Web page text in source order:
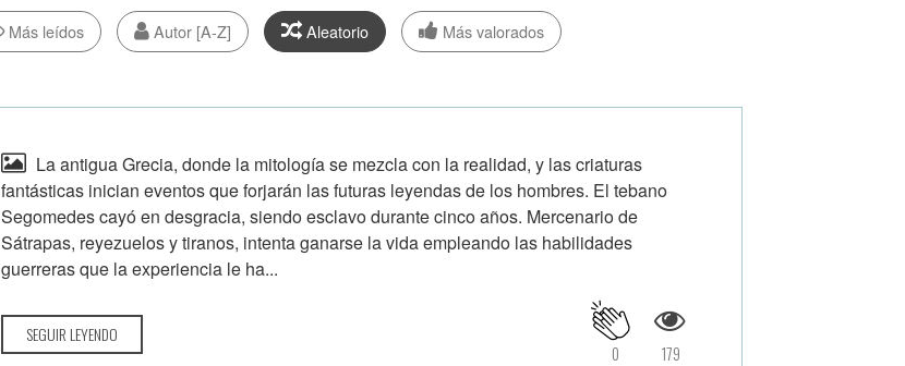
Más leídos Autor [A-Z] Aleatorio Más valorados
La antigua Grecia, donde la mitología se mezcla con la realidad, y las criaturas
fantásticas inician eventos que forjarán las futuras leyendas de los hombres. El tebano
Segomedes cayó en desgracia, siendo esclavo durante cinco años. Mercenario de
Sátrapas, reyezuelos y tiranos, intenta ganarse la vida empleando las habilidades
guerreras que la experiencia le ha...
SEGUIR LEYENDO
179
0